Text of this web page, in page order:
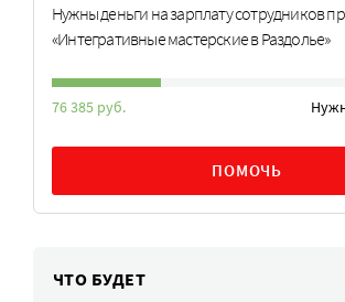
Нужны деньги на зарплату сотрудников
«Интегративные мастерские в Раздолье»
76 385 руб.
ПОМОЧЬ
ЧТО БУДЕТ